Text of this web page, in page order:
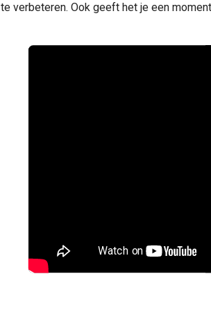
te verbeteren. Ook geeft het je een